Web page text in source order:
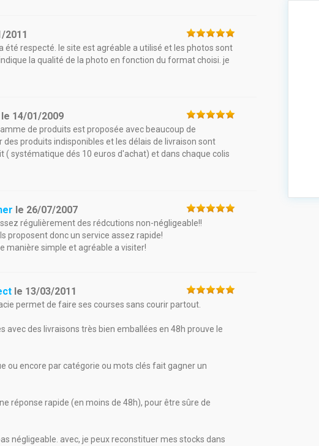
2011
été respecté. le site est agréable a utilisé et les photos sont
la qualité de la photo en fonction du format choisi. je
le 14/01/2009
de produits est proposée avec beaucoup de
produits indisponibles et les délais de livraison sont
systématique dés 10 euros d'achat) et dans chaque colis
le 26/07/2007
régulièrement des rédcutions non-négligeable!!
proposent donc un service assez rapide!
manière simple et agréable a visiter!
le 13/03/2011
permet de faire ses courses sans courir partout.
avec des livraisons très bien emballées en 48h prouve le
ou encore par catégorie ou mots clés fait gagner un
réponse rapide (en moins de 48h), pour être sûre de
négligeable. avec, je peux reconstituer mes stocks dans